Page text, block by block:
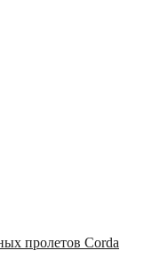
пролетов Corda